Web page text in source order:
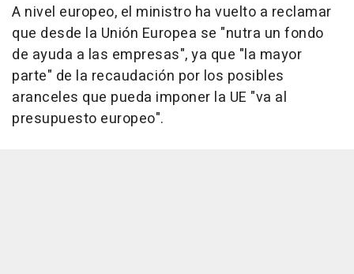
A nivel europeo, el ministro ha vuelto a reclamar
que desde la Unión Europea se "nutra un fondo
de ayuda a las empresas", ya que "la mayor
parte" de la recaudación por los posibles
aranceles que pueda imponer la UE "va al
presupuesto europeo".